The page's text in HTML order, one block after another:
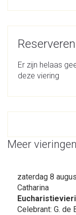
Reserveren
Er zijn helaas
deze viering
Meer vieringen
zaterdag 8
Catharina
Celebrant: G. de